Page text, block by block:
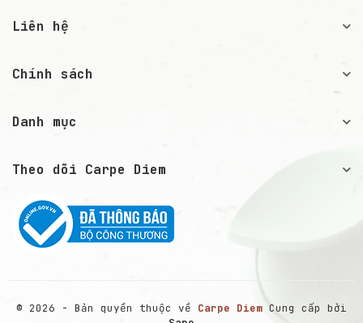
Liên hệ
Chính sách
Danh mục
Theo dõi Carpe Diem
© 2026 - Bản quyền thuộc về Carpe Diem Cung cấp bởi